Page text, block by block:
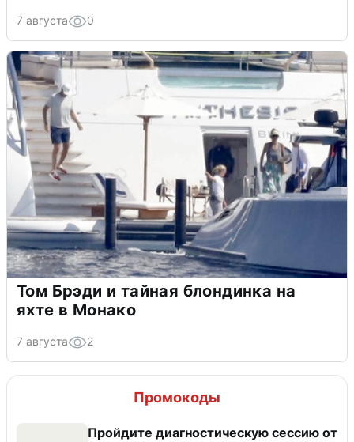
7 августа 0
Том Брэди и тайная блондинка на
яхте в Монако
7 августа 2
Промокоды
Пройдите диагностическую сессию от